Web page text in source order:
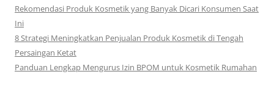
Rekomendasi Produk Kosmetik yang Banyak Dicari Konsumen Saat
Ini
8 Strategi Meningkatkan Penjualan Produk Kosmetik di Tengah
Persaingan Ketat
Panduan Lengkap Mengurus Izin BPOM untuk Kosmetik Rumahan